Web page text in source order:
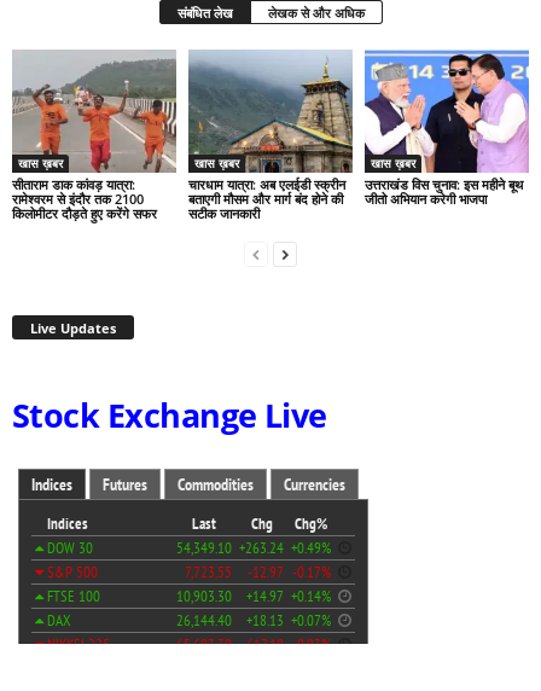
संबंधित लेख लेखक से और अधिक
खास ख़बर
सीताराम डाक कांवड़ यात्रा:
रामेश्वरम से इंदौर तक 2100
किलोमीटर दौड़ते हुए करेंगे सफर
खास ख़बर
चारधाम यात्रा: अब एलईडी स्क्रीन
बताएगी मौसम और मार्ग बंद होने की
सटीक जानकारी
खास ख़बर
उत्तराखंड विस चुनाव: इस महीने बूथ
जीतो अभियान करेगी भाजपा
Live Updates
Stock Exchange Live